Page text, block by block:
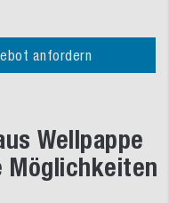
anfordern
Wellpappe
Möglichkeiten